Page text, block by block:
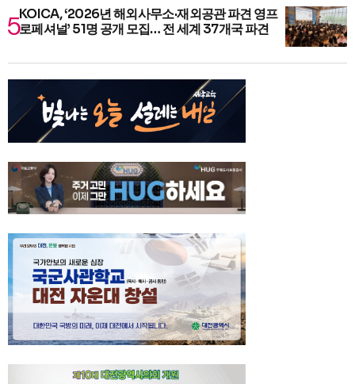
KOICA, ‘2026년 해외사무소·재외공관 파견 영프
로페셔널’ 51명 공개 모집… 전 세계 37개국 파견